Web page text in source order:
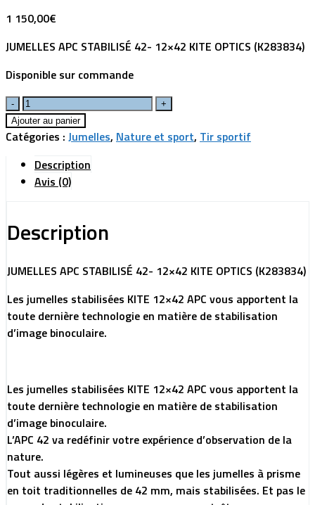
1 150,00€
JUMELLES APC STABILISÉ 42- 12×42 KITE OPTICS (K283834)
Disponible sur commande
Ajouter au panier
Catégories : Jumelles, Nature et sport, Tir sportif
Description
Avis (0)
Description
JUMELLES APC STABILISÉ 42- 12×42 KITE OPTICS (K283834)
Les jumelles stabilisées KITE 12×42 APC vous apportent la
toute dernière technologie en matière de stabilisation
d’image binoculaire.
Les jumelles stabilisées KITE 12×42 APC vous apportent la
toute dernière technologie en matière de stabilisation
d’image binoculaire.
L’APC 42 va redéfinir votre expérience d’observation de la
nature.
Tout aussi légères et lumineuses que les jumelles à prisme
en toit traditionnelles de 42 mm, mais stabilisées. Et pas le